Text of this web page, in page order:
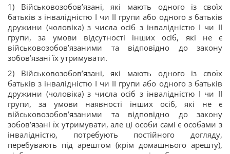
1) Військовозобов’язані, які мають одного із своїх
батьків з інвалідністю І чи ІІ групи або одного з батьків
дружини (чоловіка) з числа осіб з інвалідністю І чи ІІ
групи, за умови відсутності інших осіб, які не є
військовозобов’язаними та відповідно до закону
зобов’язані їх утримувати.
2) Військовозобов’язані, які мають одного із своїх
батьків з інвалідністю І чи ІІ групи або одного з батьків
дружини (чоловіка) з числа осіб з інвалідністю І чи ІІ
групи, за умови наявності інших осіб, які не є
військовозобов’язаними та відповідно до закону
зобов’язані їх утримувати, але ці особи самі є особами з
інвалідністю, потребують постійного догляду,
перебувають під арештом (крім домашнього арешту),